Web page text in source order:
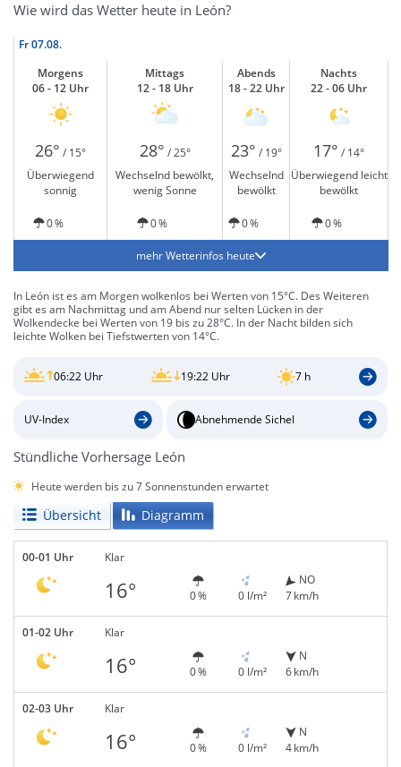
Wie wird das Wetter heute in León?
Fr07.08.
Morgens
06 - 12 Uhr
Mittags
12 - 18 Uhr
Abends
18 - 22 Uhr
Nachts
22 - 06 Uhr
26° / 15° 28° / 25° 23° / 19° 17° / 14°
Überwiegend
sonnig
Wechselnd bewölkt,
wenig Sonne
Wechselnd
bewölkt
Überwiegend leicht
bewölkt
0 % 0 % 0 % 0 %
mehr Wetterinfos heute
In León ist es am Morgen wolkenlos bei Werten von 15°C. Des Weiteren
gibt es am Nachmittag und am Abend nur selten Lücken in der
Wolkendecke bei Werten von 19 bis zu 28°C. In der Nacht bilden sich
leichte Wolken bei Tiefstwerten von 14°C.
06:22 Uhr 19:22 Uhr 7 h
UV-Index Abnehmende Sichel
Stündliche Vorhersage León
Heute werden bis zu 7 Sonnenstunden erwartet
Übersicht Diagramm
00-01 Uhr Klar
16° 0 % 0 l/m²
NO
7 km/h
01-02 Uhr Klar
16° 0 % 0 l/m²
N
6 km/h
02-03 Uhr Klar
16° 0 % 0 l/m²
N
4 km/h